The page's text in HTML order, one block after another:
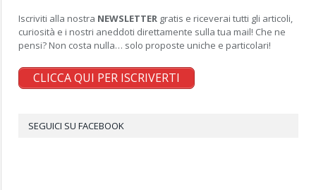
Iscriviti alla nostra NEWSLETTER gratis e riceverai tutti gli articoli,
curiosità e i nostri aneddoti direttamente sulla tua mail! Che ne
pensi? Non costa nulla… solo proposte uniche e particolari!
CLICCA QUI PER ISCRIVERTI
SEGUICI SU FACEBOOK